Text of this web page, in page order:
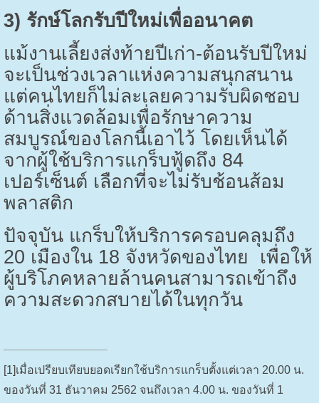
3) รักษ์โลกรับปีใหม่เพื่ออนาคต
แม้งานเลี้ยงส่งท้ายปีเก่า-ต้อนรับปีใหม่
จะเป็นช่วงเวลาแห่งความสนุกสนาน
แต่คนไทยก็ไม่ละเลยความรับผิดชอบ
ด้านสิ่งแวดล้อมเพื่อรักษาความ
สมบูรณ์ของโลกนี้เอาไว้ โดยเห็นได้
จากผู้ใช้บริการแกร็บฟู้ดถึง 84
เปอร์เซ็นต์ เลือกที่จะไม่รับช้อนส้อม
พลาสติก
ปัจจุบัน แกร็บให้บริการครอบคลุมถึง
20 เมืองใน 18 จังหวัดของไทย เพื่อให้
ผู้บริโภคหลายล้านคนสามารถเข้าถึง
ความสะดวกสบายได้ในทุกวัน
[1]เมื่อเปรียบเทียบยอดเรียกใช้บริการแกร็บตั้งแต่เวลา 20.00 น.
ของวันที่ 31 ธันวาคม 2562 จนถึงเวลา 4.00 น. ของวันที่ 1